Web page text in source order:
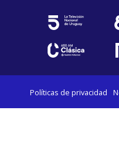
Políticas de privacidad